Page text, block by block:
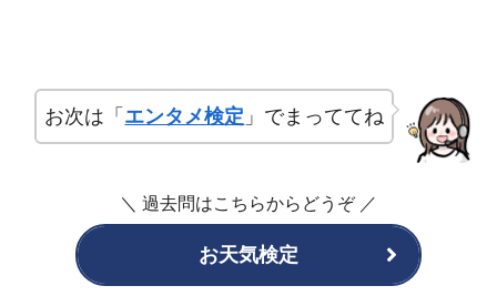
お次は「 エンタメ検定 」でまっててね
＼ 過去問はこちらからどうぞ ／
お天気検定